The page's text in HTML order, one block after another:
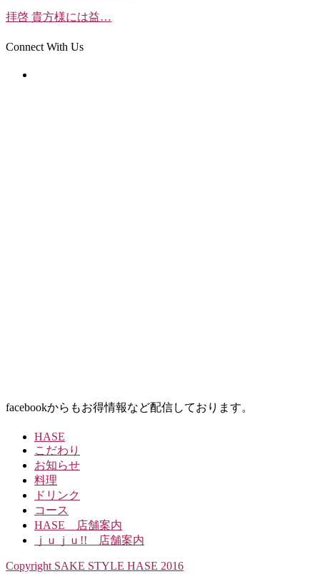
拝啓 貴方様には益…
Connect With Us
facebookからもお得情報など配信しております。
HASE
こだわり
お知らせ
料理
ドリンク
コース
HASE 店舗案内
ｊｕｊｕ!! 店舗案内
Copyright SAKE STYLE HASE 2016